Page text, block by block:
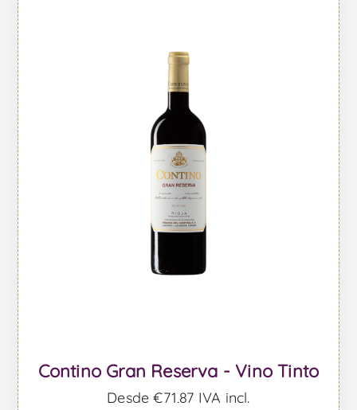
Contino Gran Reserva - Vino Tinto
Desde €71,87 IVA incl.